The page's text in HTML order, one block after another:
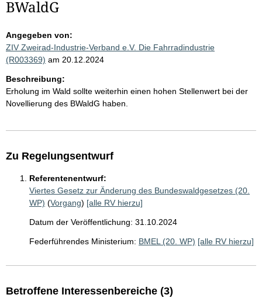
BWaldG
Angegeben von:
ZIV Zweirad-Industrie-Verband e.V. Die Fahrradindustrie
(R003369) am 20.12.2024
Beschreibung:
Erholung im Wald sollte weiterhin einen hohen Stellenwert bei der
Novellierung des BWaldG haben.
Zu Regelungsentwurf
Referentenentwurf:
Viertes Gesetz zur Änderung des Bundeswaldgesetzes (20.
WP) (Vorgang) [alle RV hierzu]
Datum der Veröffentlichung: 31.10.2024
Federführendes Ministerium: BMEL (20. WP) [alle RV hierzu]
Betroffene Interessenbereiche (3)